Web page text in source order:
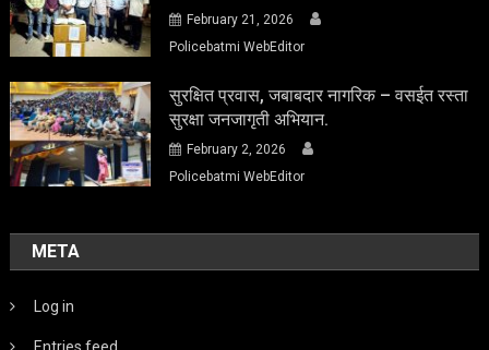
February 21, 2026
Policebatmi WebEditor
सुरक्षित प्रवास, जबाबदार नागरिक – वसईत रस्ता
सुरक्षा जनजागृती अभियान.
February 2, 2026
Policebatmi WebEditor
META
Log in
Entries feed